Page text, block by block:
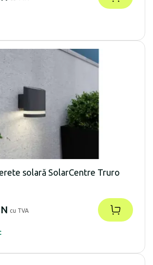
solară SolarCentre Truro
cu TVA